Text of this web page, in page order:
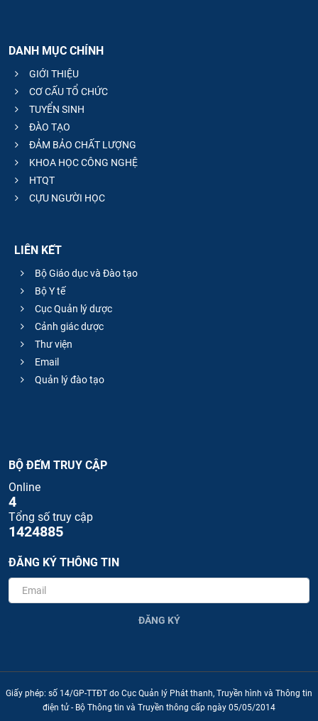
DANH MỤC CHÍNH
GIỚI THIỆU
CƠ CẤU TỔ CHỨC
TUYỂN SINH
ĐÀO TẠO
ĐẢM BẢO CHẤT LƯỢNG
KHOA HỌC CÔNG NGHỆ
HTQT
CỰU NGƯỜI HỌC
LIÊN KẾT
Bộ Giáo dục và Đào tạo
Bộ Y tế
Cục Quản lý dược
Cảnh giác dược
Thư viện
Email
Quản lý đào tạo
BỘ ĐẾM TRUY CẬP
Online
4
Tổng số truy cập
1424885
ĐĂNG KÝ THÔNG TIN
ĐĂNG KÝ
Giấy phép: số 14/GP-TTĐT do Cục Quản lý Phát thanh, Truyền hình và Thông tin
điện tử - Bộ Thông tin và Truyền thông cấp ngày 05/05/2014